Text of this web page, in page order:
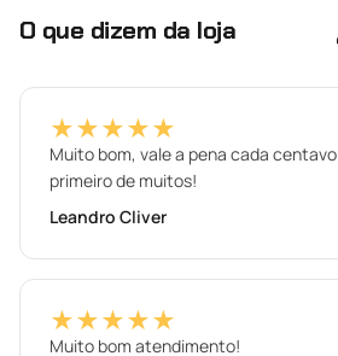
O que dizem da loja
★★★★★
Muito bom, vale a pena cada
primeiro de muitos!
Leandro Cliver
★★★★★
Muito bom atendimento!